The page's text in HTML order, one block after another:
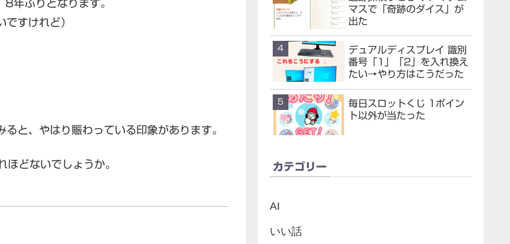
年ぶりとなります。
ですけれど）
と、やはり賑わっている印象があります。
どないでしょうか。
マスで「奇跡のダイス」が
出た
デュアルディスプレイ 識別
番号「1」「2」を入れ換え
たい→やり方はこうだった
毎日スロットくじ 1ポイン
ト以外が当たった
カテゴリー
AI
いい話